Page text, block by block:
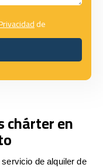
de
chárter en
de alquiler de